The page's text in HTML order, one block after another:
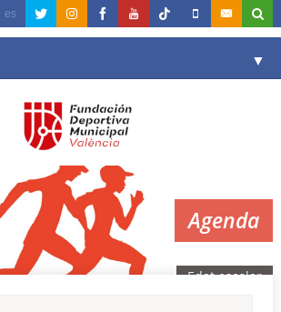
es
▼
▼
▼
Agenda
Edat escolar